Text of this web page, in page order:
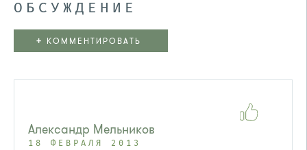
ОБСУЖДЕНИЕ
+ КОММЕНТИРОВАТЬ
Александр Мельников
18 ФЕВРАЛЯ 2013